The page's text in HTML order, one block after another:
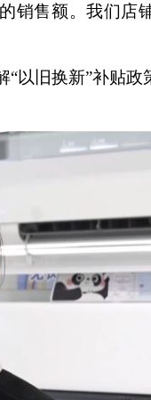
销售额。我们店
以旧换新”补贴政